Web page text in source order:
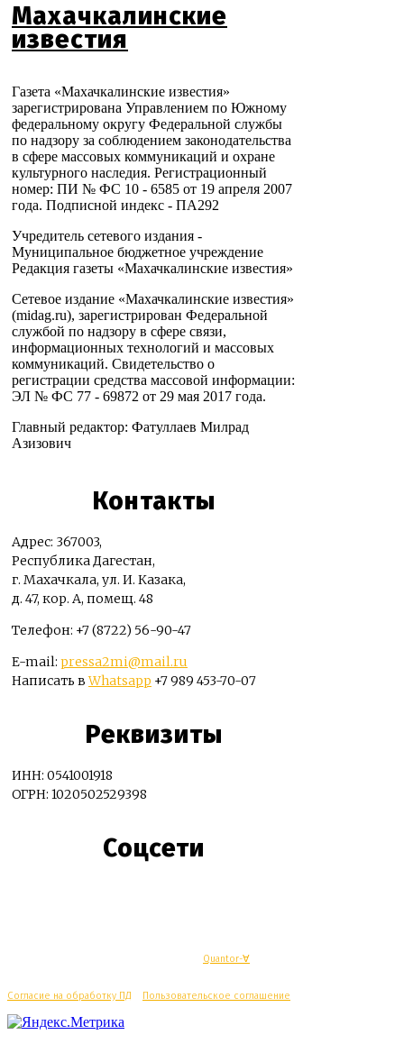
Махачкалинские
известия
Газета «Махачкалинские известия»
зарегистрирована Управлением по Южному
федеральному округу Федеральной службы
по надзору за соблюдением законодательства
в сфере массовых коммуникаций и охране
культурного наследия. Регистрационный
номер: ПИ № ФС 10 - 6585 от 19 апреля 2007
года. Подписной индекс - ПА292
Учредитель сетевого издания -
Муниципальное бюджетное учреждение
Редакция газеты «Махачкалинские известия»
Сетевое издание «Махачкалинские известия»
(midag.ru), зарегистрирован Федеральной
службой по надзору в сфере связи,
информационных технологий и массовых
коммуникаций. Свидетельство о
регистрации средства массовой информации:
ЭЛ № ФС 77 - 69872 от 29 мая 2017 года.
Главный редактор: Фатуллаев Милрад
Азизович
Контакты
Адрес: 367003,
Республика Дагестан,
г. Махачкала, ул. И. Казака,
д. 47, кор. А, помещ. 48
Телефон: +7 (8722) 56-90-47
E-mail: pressa2mi@mail.ru
Написать вWhatsapp +7 989 453-70-07
Реквизиты
ИНН: 0541001918
ОГРН: 1020502529398
Соцсети
Quantor-∀
Согласие на обработку ПД Пользовательское соглашение